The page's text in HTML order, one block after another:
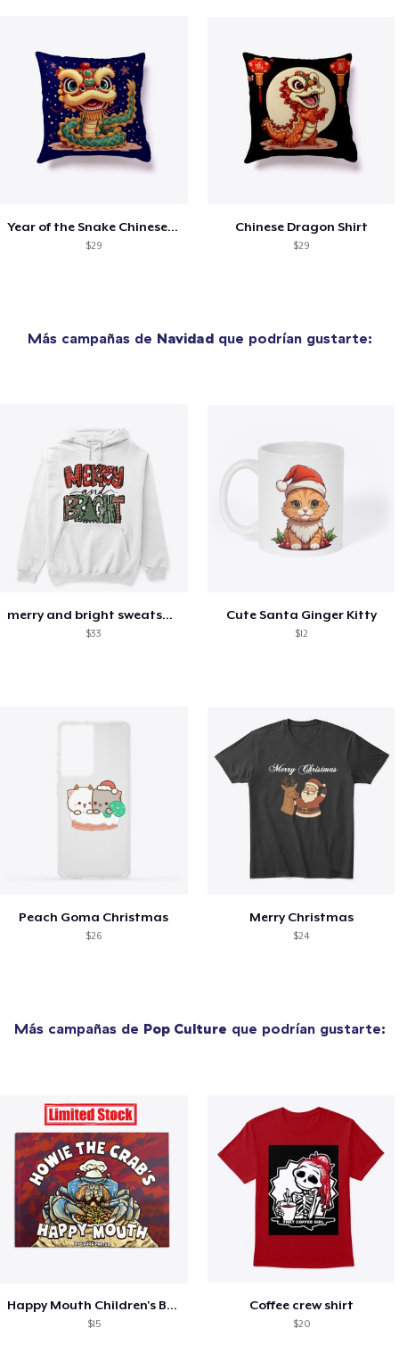
Year of the Snake Chinese New Year
$29
Chinese Dragon Shirt
$29
Más campañas de Navidadque podrían gustarte:
merry and bright sweatshirt christmas
$33
Cute Santa Ginger Kitty
$12
Peach Goma Christmas
$26
Merry Christmas
$24
Más campañas de Pop Culture que podrían gustarte:
Happy Mouth Children's Book
$15
Coffee crew shirt
$20